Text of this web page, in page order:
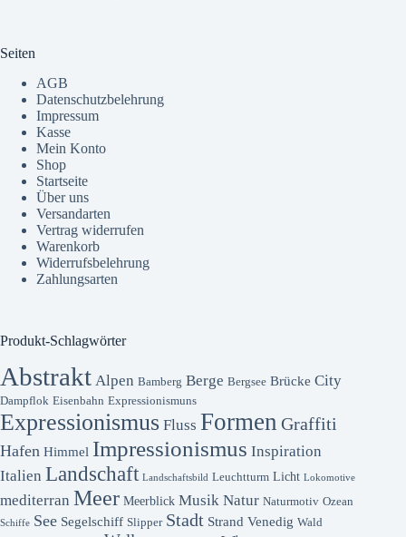
Seiten
AGB
Datenschutzbelehrung
Impressum
Kasse
Mein Konto
Shop
Startseite
Über uns
Versandarten
Vertrag widerrufen
Warenkorb
Widerrufsbelehrung
Zahlungsarten
Produkt-Schlagwörter
Abstrakt Alpen Bamberg Berge Bergsee Brücke City
Dampflok Eisenbahn Expressionismuns
Expressionismus Fluss Formen Graffiti
Hafen Himmel Impressionismus Inspiration
Italien Landschaft Landschaftsbild Leuchtturm Licht Lokomotive
mediterran Meer Meerblick Musik Natur Naturmotiv Ozean
Schiffe See Segelschiff Slipper Stadt Strand Venedig Wald